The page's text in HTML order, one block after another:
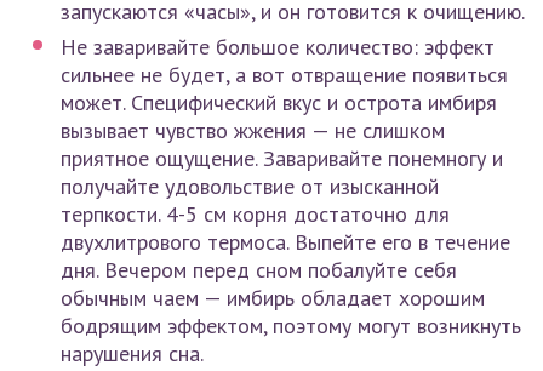
запускаются «часы», и он готовится к очищению.
Не заваривайте большое количество: эффект
сильнее не будет, а вот отвращение появиться
может. Специфический вкус и острота имбиря
вызывает чувство жжения — не слишком
приятное ощущение. Заваривайте понемногу и
получайте удовольствие от изысканной
терпкости. 4-5 см корня достаточно для
двухлитрового термоса. Выпейте его в течение
дня. Вечером перед сном побалуйте себя
обычным чаем — имбирь обладает хорошим
бодрящим эффектом, поэтому могут возникнуть
нарушения сна.